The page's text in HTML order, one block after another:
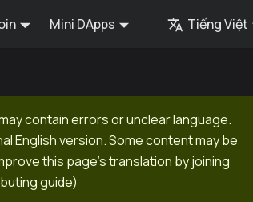
Mini DApps Tiếng Việt
contain errors or unclear language.
English version. Some content may be
this page's translation by joining
guide)